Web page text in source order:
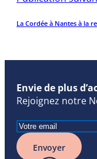
La Cordée à Nantes à la
Envie de plus
Rejoignez notre
Envoyer